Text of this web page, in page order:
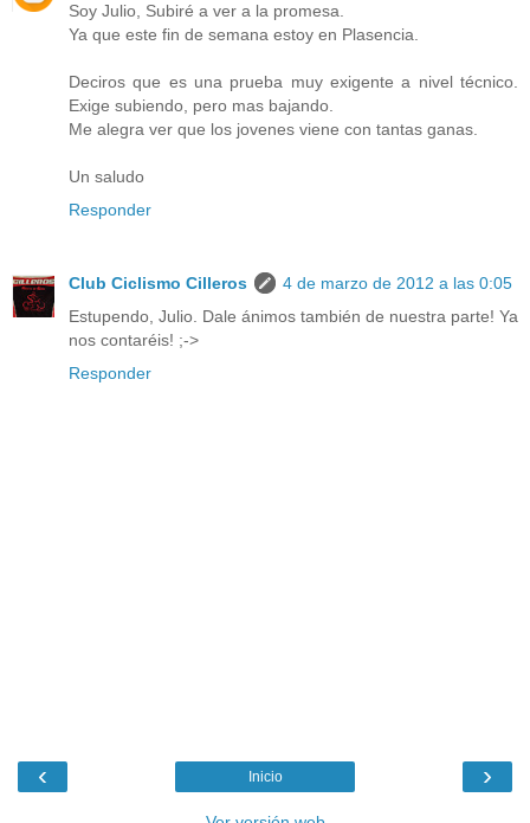
Soy Julio, Subiré a ver a la promesa.
Ya que este fin de semana estoy en Plasencia.
Deciros que es una prueba muy exigente a nivel técnico.
Exige subiendo, pero mas bajando.
Me alegra ver que los jovenes viene con tantas ganas.
Un saludo
Responder
Club Ciclismo Cilleros
4 de marzo de 2012 a las 0:05
Estupendo, Julio. Dale ánimos también de nuestra parte! Ya
nos contaréis! ;->
Responder
‹ ›
Inicio